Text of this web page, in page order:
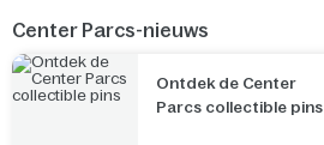
Center Parcs-nieuws
Ontdek de Center
Parcs collectible pins